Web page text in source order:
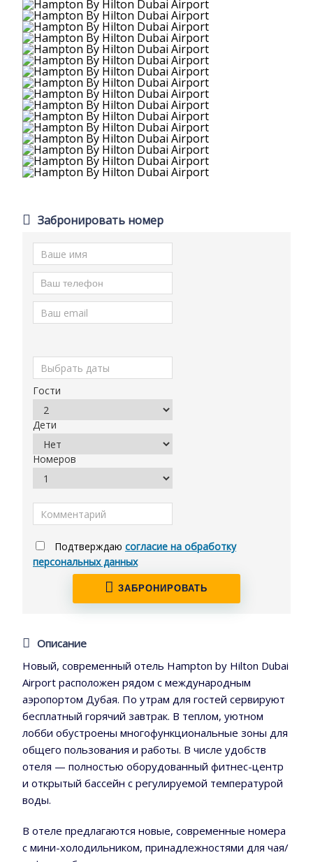
Забронировать номер
Гости
Дети
Номеров
Подтверждаю согласие на обработку
персональных данных
ЗАБРОНИРОВАТЬ
Описание
Новый, современный отель Hampton by Hilton Dubai
Airport расположен рядом с международным
аэропортом Дубая. По утрам для гостей сервируют
бесплатный горячий завтрак. В теплом, уютном
лобби обустроены многофункциональные зоны для
общего пользования и работы. В числе удобств
отеля — полностью оборудованный фитнес-центр
и открытый бассейн с регулируемой температурой
воды.
В отеле предлагаются новые, современные номера
с мини-холодильником, принадлежностями для чая/